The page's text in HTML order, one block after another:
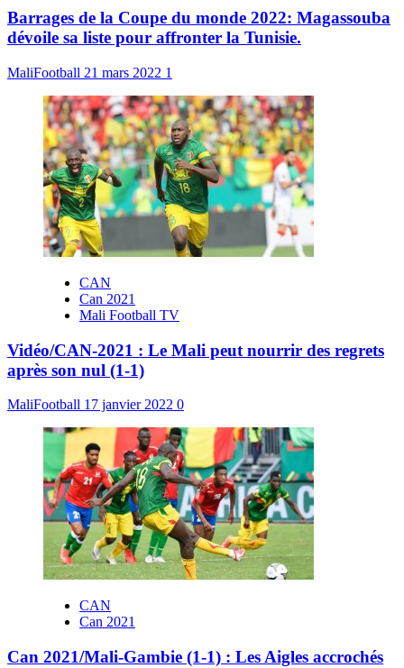
Barrages de la Coupe du monde 2022: Magassouba
dévoile sa liste pour affronter la Tunisie.
MaliFootball 21 mars 2022 1
CAN
Can 2021
Mali Football TV
Vidéo/CAN-2021 : Le Mali peut nourrir des regrets
après son nul (1-1)
MaliFootball 17 janvier 2022 0
CAN
Can 2021
Can 2021/Mali-Gambie (1-1) : Les Aigles accrochés